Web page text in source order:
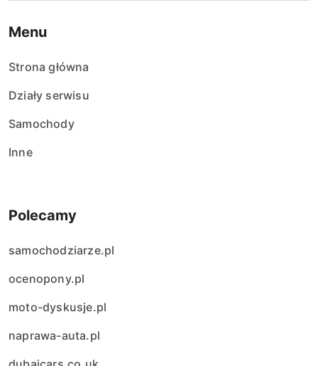
Menu
Strona główna
Działy serwisu
Samochody
Inne
Polecamy
samochodziarze.pl
ocenopony.pl
moto-dyskusje.pl
naprawa-auta.pl